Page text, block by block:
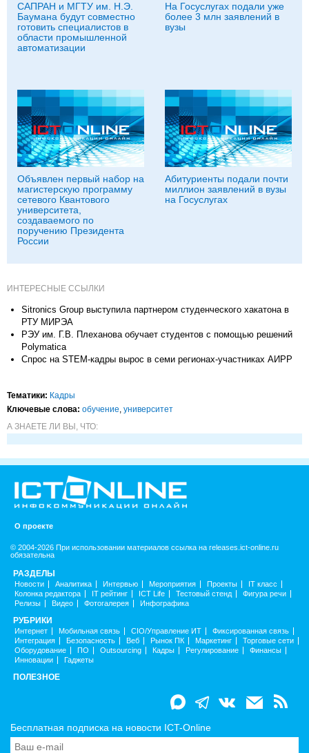
САПРАН и МГТУ им. Н.Э.
Баумана будут совместно
готовить специалистов в
области промышленной
автоматизации
На Госуслугах подали уже
более 3 млн заявлений в
вузы
Объявлен первый набор на
магистерскую программу
сетевого Квантового
университета,
создаваемого по
поручению Президента
России
Абитуриенты подали почти
миллион заявлений в вузы
на Госуслугах
ИНТЕРЕСНЫЕ ССЫЛКИ
Sitronics Group выступила партнером студенческого хакатона в
РТУ МИРЭА
РЭУ им. Г.В. Плеханова обучает студентов с помощью решений
Polymatica
Спрос на STEM-кадры вырос в семи регионах-участниках АИРР
Тематики: Кадры
Ключевые слова: обучение, университет
А ЗНАЕТЕ ЛИ ВЫ, ЧТО:
О проекте
© 2004-2026 При использовании материалов ссылка на releases.ict-online.ru
обязательна
РАЗДЕЛЫ
Новости Аналитика Интервью Мероприятия Проекты
IT класс
Колонка редактора
IT рейтинг ICT Life Тестовый стенд
Фигура речи
Релизы
Видео Фотогалерея Инфографика
РУБРИКИ
Интернет Мобильная связь CIO/Управление ИТ
Фиксированная связь
Интеграция
Безопасность Веб Рынок ПК Маркетинг
Торговые сети
Оборудование
ПО Outsourcing Кадры Регулирование
Финансы
Инновации
Гаджеты
ПОЛЕЗНОЕ
Бесплатная подписка на новости ICT-Online